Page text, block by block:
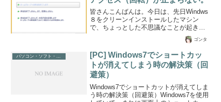
いました。10万円近くするんですが、会
社と自宅でVS2026を利用するので、自宅
でもライセンスが必要なんですよね。
あと、自分で作ってるソフトウェアも販
売してるため、ライセンスがいるわけで
皆さんこんばんは。今日は、先日Windws
８をクリーンインストールしたマシン
で、ちょっとした不思議なことが起きて
いたのでその原因を調べてみたところ、
思わぬところに落とし穴があったので備
忘録として記録しておきます。【現象】
Windows８が起動し、ログイン画面直後
からHDDの回転が頻繁になり、通常であ
れば数分で収まるところが、小一時間～
数時間ディスクアクセスが止まらない。
【副作用】とにかくディスクアクセスに
パフォーマンスを食われているために
ゴンタ
パソコン・ソフト・ゲーム関係
[PC] ​Windows7でショートカッ
トが消えてしまう時の解決策（回
避策）
​Windows7でショートカットが消えてしま
う時の解決策（回避策）Windows7を使用